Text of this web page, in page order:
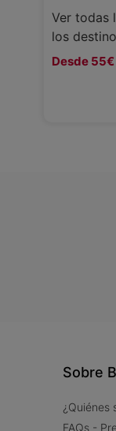
Ver todas
los
Desde
Sobre
¿Quiénes
FAQs -